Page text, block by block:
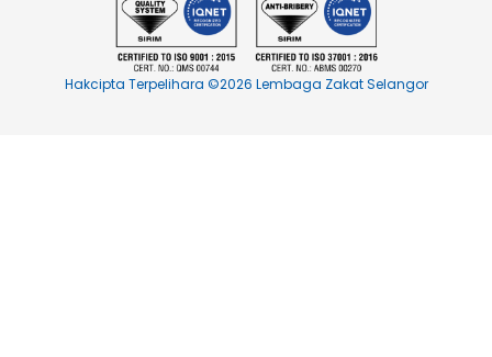
Hakcipta Terpelihara ©2026 Lembaga Zakat Selangor